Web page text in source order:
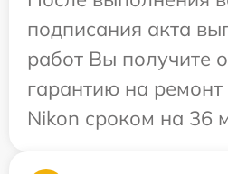
подписания акта
работ Вы получите
гарантию на ремонт
Nikon сроком на 36